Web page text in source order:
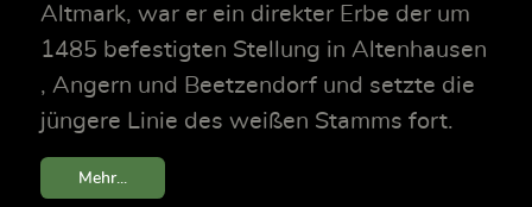
Altmark, war er ein direkter Erbe der um
1485 befestigten Stellung in Altenhausen
, Angern und Beetzendorf und setzte die
jüngere Linie des weißen Stamms fort.
Mehr...